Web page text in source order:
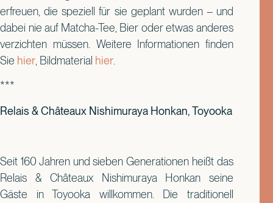
erfreuen, die speziell für sie geplant wurden – und
dabei nie auf Matcha-Tee, Bier oder etwas anderes
verzichten müssen. Weitere Informationen finden
Sie hier , Bildmaterial hier
***
Relais & Châteaux Nishimuraya Honkan, Toyooka
Seit 160 Jahren und sieben Generationen heißt das
Relais & Châteaux Nishimuraya Honkan seine
Gäste in Toyooka willkommen. Die traditionell